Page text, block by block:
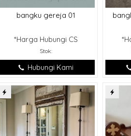
bangku gereja 01
*Harga Hubungi CS
Stok:
Hubungi Kami